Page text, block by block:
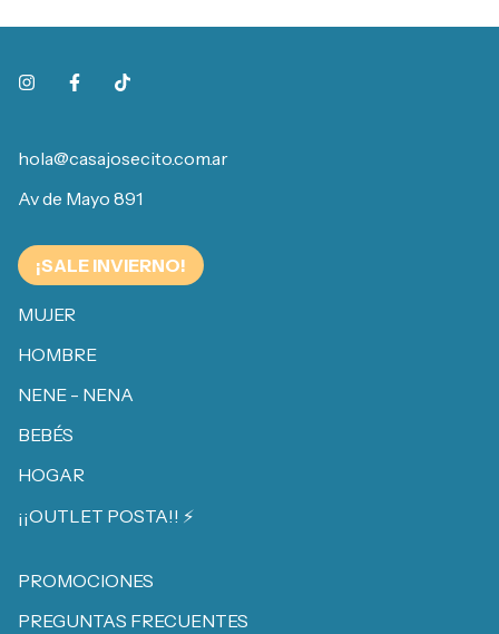
hola@casajosecito.com.ar
Av de Mayo 891
¡SALE INVIERNO!
MUJER
HOMBRE
NENE - NENA
BEBÉS
HOGAR
¡¡OUTLET POSTA!! ⚡️
PROMOCIONES
PREGUNTAS FRECUENTES